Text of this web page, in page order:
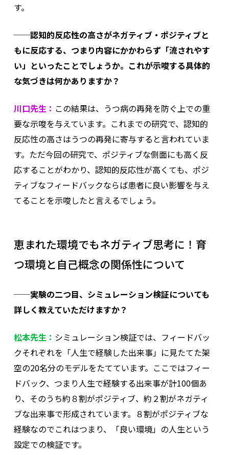
す。
──認知的反応性の高さがネガティブ・ポジティブと
もに反応する、つまり内容にかかわらず「流されやす
い」といったことでしょうか。これが示唆する具体的
な気づきは何かありますか？
川口先生： この結果は、うつ病の再発を防ぐ上での重
要な示唆を与えています。これまでの研究で、認知的
反応性の高さはうつの再発に寄与すると言われていま
す。ただ今回の研究で、ポジティブな側面にも高く反
応することがわかり、認知的反応性が高くても、ポジ
ティブなフィードバックならば患者に良い影響を与え
てることを示唆したと言えるでしょう。
恵まれた環境でもネガティブ思考に！育
つ環境と自己概念の関係性について
──実験の二つ目、シミュレーション検証についても
詳しく教えていただけますか？
松本先生： シミュレーション検証では、フィードバッ
クそれぞれを「人生で経験した出来事」に見たてた架
空の20名分のモデルをたてています。ここではフィー
ドバック、つまり人生で経験する出来事が計100個あ
り、そのうち約８割がポジティブ、約２割がネガティ
ブな出来事で形成されています。８割がポジティブな
経験なのでこれはつまり、「良い環境」の人生という
設定での検証です。